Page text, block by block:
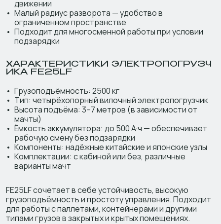
движении
Малый радиус разворота — удобство в
ограниченном пространстве
Подходит для многосменной работы при условии
подзарядки
ХАРАКТЕРИСТИКИ ЭЛЕКТРОПОГРУЗЧ
ИКА FE25LF
Грузоподъёмность: 2500 кг
Тип: четырёхопорный вилочный электропогрузчик
Высота подъёма: 3–7 метров (в зависимости от
мачты)
Ёмкость аккумулятора: до 500 А·ч — обеспечивает
рабочую смену без подзарядки
Компоненты: надёжные китайские и японские узлы
Комплектации: с кабиной или без, различные
варианты мачт
FE25LF сочетает в себе устойчивость, высокую
грузоподъёмность и простоту управления. Подходит
для работы с паллетами, контейнерами и другими
типами грузов в закрытых и крытых помещениях.